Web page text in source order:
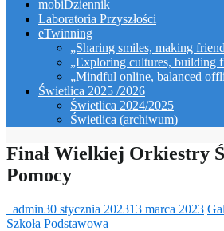
mobiDziennik
Laboratoria Przyszłości
eTwinning
„Sharing smiles, making
„Exploring cultures, building
„Mindful online, balanced
Świetlica 2025 /2026
Świetlica 2024/2025
Świetlica (archiwum)
Finał Wielkiej Orkiestry
Pomocy
_admin30 stycznia 202313 marca 2023
Szkoła Podstawowa